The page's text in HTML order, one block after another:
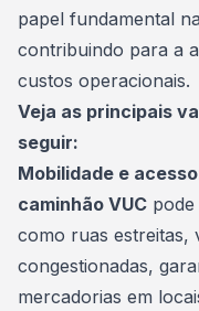
papel fundamental
contribuindo para a
custos operacionais.
Veja as principais
seguir:
Mobilidade e acesso
caminhão VUC
como ruas estreitas,
congestionadas,
mercadorias em